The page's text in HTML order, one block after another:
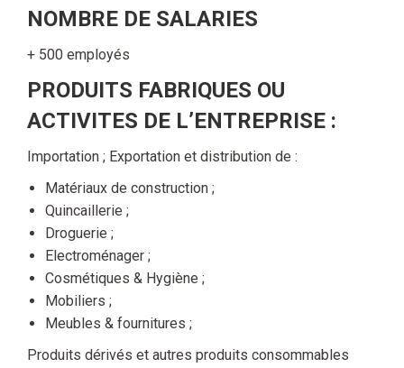
NOMBRE DE SALARIES
+ 500 employés
PRODUITS FABRIQUES OU
ACTIVITES DE L’ENTREPRISE :
Importation ; Exportation et distribution de :
Matériaux de construction ;
Quincaillerie ;
Droguerie ;
Electroménager ;
Cosmétiques & Hygiène ;
Mobiliers ;
Meubles & fournitures ;
Produits dérivés et autres produits consommables